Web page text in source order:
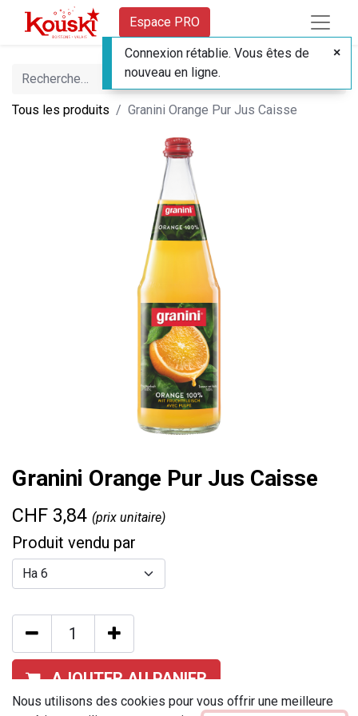
Espace PRO
Tous les produits Granini Orange Pur Jus Caisse
Granini Orange Pur Jus Caisse
CHF 3,84 (prix unitaire)
Produit vendu par
AJOUTER AU PANIER
Nous utilisons des cookies pour vous offrir une meilleure
Connexion rétablie. Vous êtes de
nouveau en ligne.